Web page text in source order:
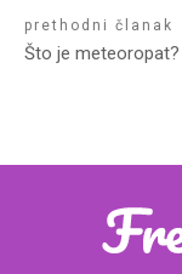
prethodni članak
Što je meteoropat?